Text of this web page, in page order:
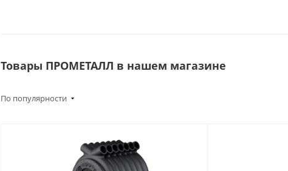
Товары ПРОМЕТАЛЛ в нашем магазине
По популярности